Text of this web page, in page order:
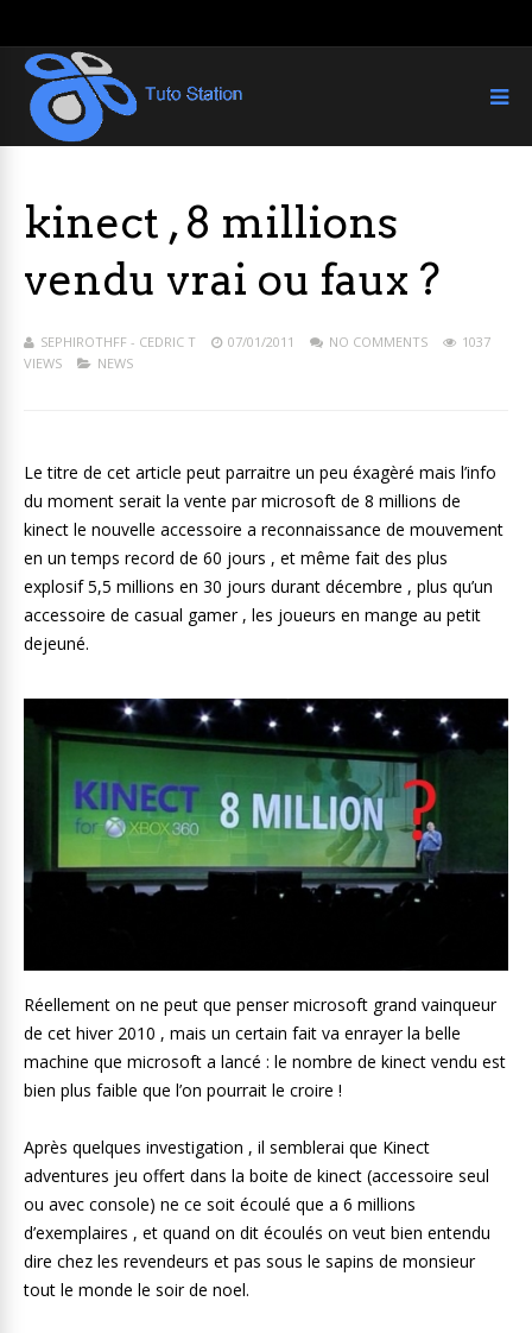
kinect , 8 millions
vendu vrai ou faux ?
SEPHIROTHFF - CEDRIC T 07/01/2011 NO COMMENTS
1037
VIEWS
NEWS
Le titre de cet article peut parraitre un peu éxagèré mais l’info
du moment serait la vente par microsoft de 8 millions de
kinect le nouvelle accessoire a reconnaissance de mouvement
en un temps record de 60 jours , et même fait des plus
explosif 5,5 millions en 30 jours durant décembre , plus qu’un
accessoire de casual gamer , les joueurs en mange au petit
dejeuné.
Réellement on ne peut que penser microsoft grand vainqueur
de cet hiver 2010 , mais un certain fait va enrayer la belle
machine que microsoft a lancé : le nombre de kinect vendu est
bien plus faible que l’on pourrait le croire !
Après quelques investigation , il semblerai que Kinect
adventures jeu offert dans la boite de kinect (accessoire seul
ou avec console) ne ce soit écoulé que a 6 millions
d’exemplaires , et quand on dit écoulés on veut bien entendu
dire chez les revendeurs et pas sous le sapins de monsieur
tout le monde le soir de noel.